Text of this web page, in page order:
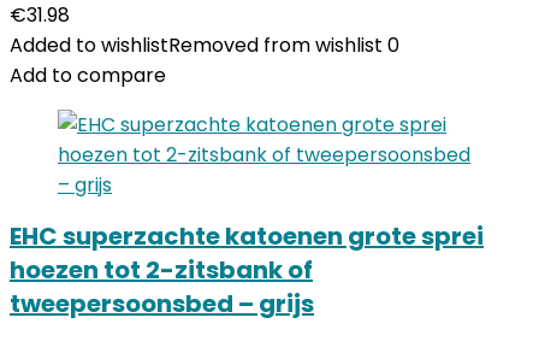
€31.98
Added to wishlistRemoved from wishlist 0
Add to compare
EHC superzachte katoenen grote sprei
hoezen tot 2-zitsbank of
tweepersoonsbed – grijs